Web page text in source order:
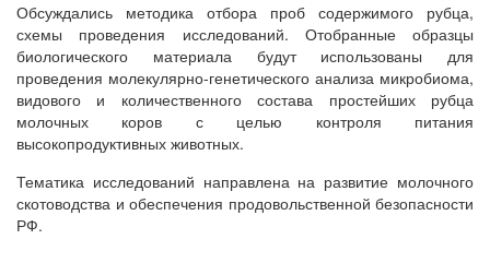
Обсуждались методика отбора проб содержимого рубца,
схемы проведения исследований. Отобранные образцы
биологического материала будут использованы для
проведения молекулярно-генетического анализа микробиома,
видового и количественного состава простейших рубца
молочных коров с целью контроля питания
высокопродуктивных животных.
Тематика исследований направлена на развитие молочного
скотоводства и обеспечения продовольственной безопасности
РФ.